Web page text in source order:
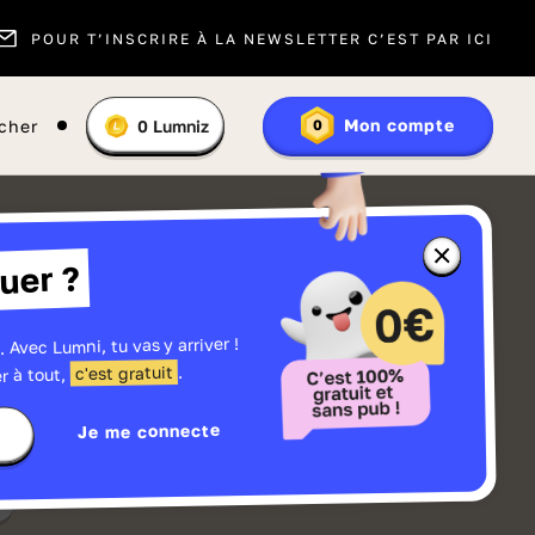
POUR T’INSCRIRE À LA NEWSLETTER C’EST PAR ICI
En
savoir
plus
les
Vous
:
0 Lumniz 0 Mon compte
Fermer
la
fenêtre
sur
Lumniz
?
Lumni, tu vas y arriver !
à tout, c'est gratuit .
Je me connecte